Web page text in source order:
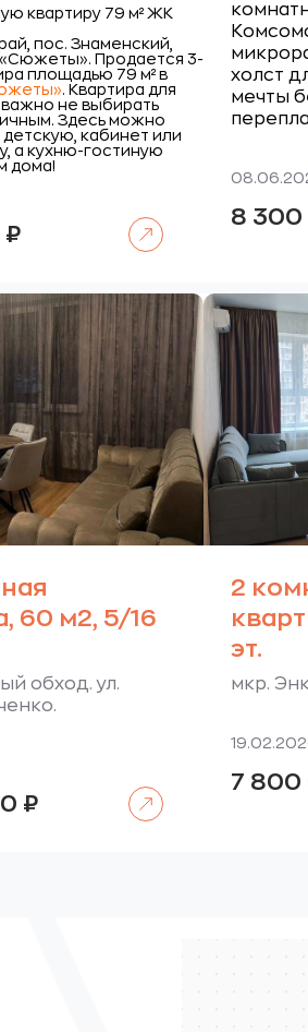
квартиру 79 м² ЖК
пос. Знаменский,
Продается 3-
площадью 79 м² в
. Квартира для
не выбирать
Здесь можно
кабинет или
а кухню-гостиную
дома!
₽
холст
мечты
8
60 м2, 5/16
обход. ул.
₽
2
эт.
мкр.
7 800